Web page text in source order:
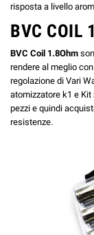
risposta a livello
BVC COIL
BVC Coil 1.8Ohm
rendere al meglio
regolazione di Vari
atomizzatore k1 e
pezzi e quindi
resistenze.